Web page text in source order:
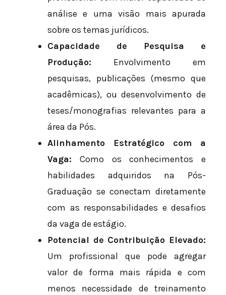
análise e uma visão mais apurada
sobre os temas jurídicos.
Capacidade de Pesquisa e
Produção: Envolvimento em
pesquisas, publicações (mesmo que
acadêmicas), ou desenvolvimento de
teses/monografias relevantes para a
área da Pós.
Alinhamento Estratégico com a
Vaga: Como os conhecimentos e
habilidades adquiridos na Pós-
Graduação se conectam diretamente
com as responsabilidades e desafios
da vaga de estágio.
Potencial de Contribuição Elevado:
Um profissional que pode agregar
valor de forma mais rápida e com
menos necessidade de treinamento